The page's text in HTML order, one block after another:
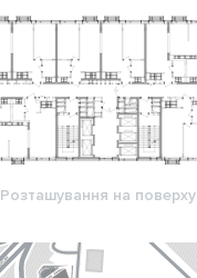
Розташування на поверху